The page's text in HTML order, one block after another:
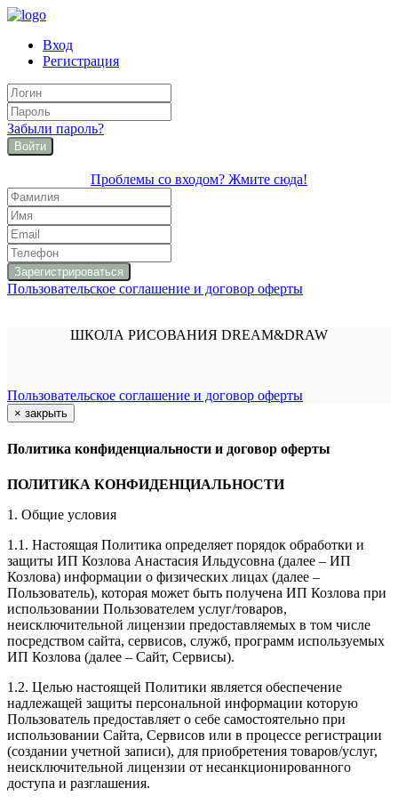
Вход
Регистрация
Забыли пароль?
Войти
Проблемы со входом? Жмите сюда!
Пользовательское соглашение и договор оферты
ШКОЛА РИСОВАНИЯ DREAM&DRAW
Пользовательское соглашение и договор оферты
× закрыть
Политика конфиденциальности и договор оферты
ПОЛИТИКА КОНФИДЕНЦИАЛЬНОСТИ
1. Общие условия
1.1. Настоящая Политика определяет порядок обработки и
защиты ИП Козлова Анастасия Ильдусовна (далее – ИП
Козлова) информации о физических лицах (далее –
Пользователь), которая может быть получена ИП Козлова при
использовании Пользователем услуг/товаров,
неисключительной лицензии предоставляемых в том числе
посредством сайта, сервисов, служб, программ используемых
ИП Козлова (далее – Сайт, Сервисы).
1.2. Целью настоящей Политики является обеспечение
надлежащей защиты персональной информации которую
Пользователь предоставляет о себе самостоятельно при
использовании Сайта, Сервисов или в процессе регистрации
(создании учетной записи), для приобретения товаров/услуг,
неисключительной лицензии от несанкционированного
доступа и разглашения.